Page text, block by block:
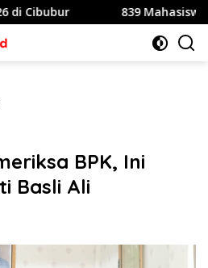
839 Mahasiswa
BPK, Ini
Basli Ali